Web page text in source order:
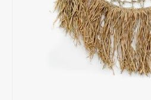
Decoratie op Standaard